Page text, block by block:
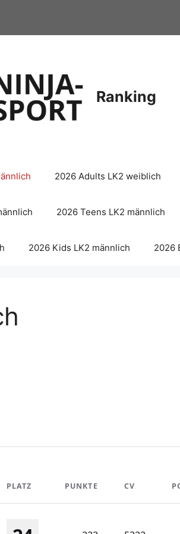
Ranking
2026 Adults LK2 weiblich
2026 Teens LK2 männlich
2026 Kids LK2 männlich 2026
PLATZ PUNKTE CV